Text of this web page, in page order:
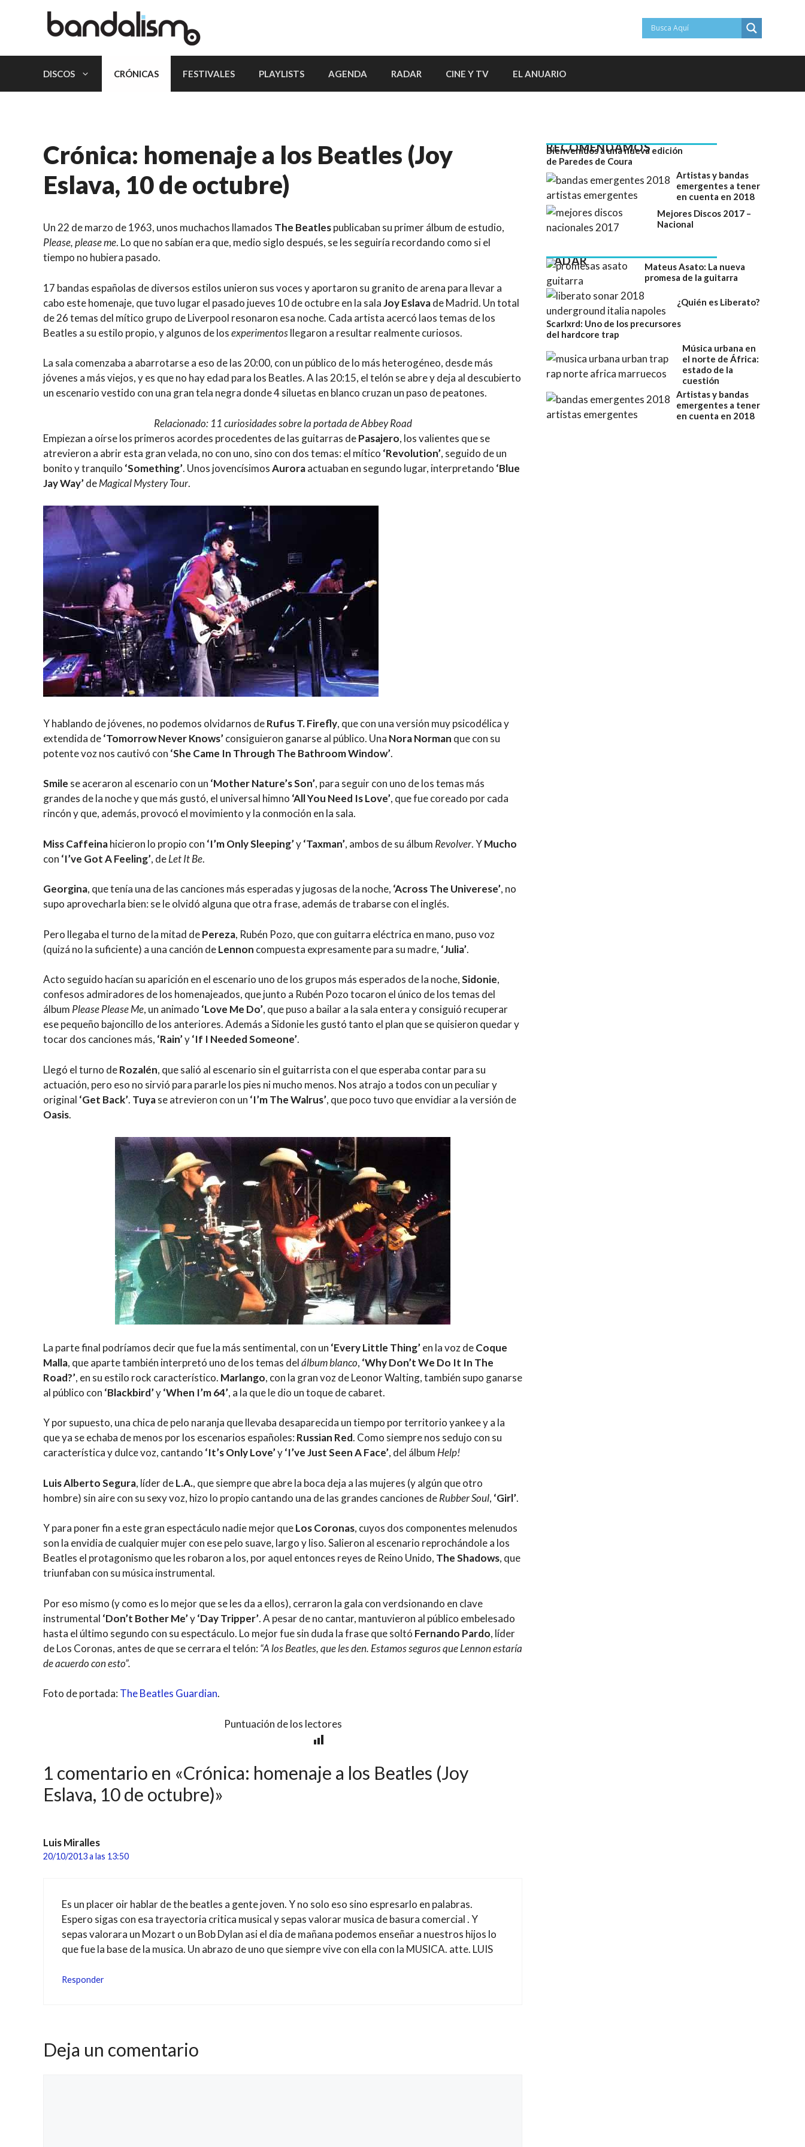
DISCOS CRÓNICAS FESTIVALES PLAYLISTS AGENDA RADAR CINE Y TV EL ANUARIO
Crónica: homenaje a los Beatles (Joy
Eslava, 10 de octubre)
Un 22 de marzo de 1963, unos muchachos llamados The Beatlespublicaban su primer álbum de estudio,
Please, please me. Lo que no sabían era que, medio siglo después, se les seguiría recordando como si el
tiempo no hubiera pasado.
17 bandas españolas de diversos estilos unieron sus voces y aportaron su granito de arena para llevar a
cabo este homenaje, que tuvo lugar el pasado jueves 10 de octubre en la salaJoy Eslavade Madrid. Un total
de 26 temas del mítico grupo de Liverpool resonaron esa noche. Cada artista acercó laos temas de los
Beatles a su estilo propio, y algunos de losexperimentosllegaron a resultar realmente curiosos.
La sala comenzaba a abarrotarse a eso de las 20:00, con un público de lo más heterogéneo, desde más
jóvenes a más viejos, y es que no hay edad para los Beatles. A las 20:15, el telón se abre y deja al descubierto
un escenario vestido con una gran tela negra donde 4 siluetas en blanco cruzan un paso de peatones.
Relacionado: 11 curiosidades sobre la portada de Abbey Road
Empiezan a oírse los primeros acordes procedentes de las guitarras dePasajero, los valientes que se
atrevieron a abrir esta gran velada, no con uno, sino con dos temas: el mítico ‘Revolution’, seguido de un
bonito y tranquilo ‘Something’. Unos jovencísimosAuroraactuaban en segundo lugar, interpretando ‘Blue
Jay Way’deMagical Mystery Tour.
Y hablando de jóvenes, no podemos olvidarnos deRufus T. Firefly, que con una versión muy psicodélica y
extendida de‘Tomorrow Never Knows’consiguieron ganarse al público. Una Nora Norman que con su
potente voz nos cautivó con ‘She Came In Through The Bathroom Window’.
Smile se aceraron al escenario con un ‘Mother Nature’s Son’, para seguir con uno de los temas más
grandes de la noche y que más gustó, el universal himno ‘All You Need Is Love’, que fue coreado por cada
rincón y que, además, provocó el movimiento y la conmoción en la sala.
Miss Caffeinahicieron lo propio con ‘I’m Only Sleeping’y‘Taxman’, ambos de su álbum Revolver. YMucho
con ‘I’ve Got A Feeling’, deLet It Be.
Georgina, que tenía una de las canciones más esperadas y jugosas de la noche, ‘Across The Univerese’, no
supo aprovecharla bien: se le olvidó alguna que otra frase, además de trabarse con el inglés.
Pero llegaba el turno de la mitad dePereza, Rubén Pozo, que con guitarra eléctrica en mano, puso voz
(quizá no la suficiente) a una canción deLennon compuesta expresamente para su madre, ‘Julia’.
Acto seguido hacían su aparición en el escenario uno de los grupos más esperados de la noche,Sidonie,
confesos admiradores de los homenajeados, que junto a Rubén Pozo tocaron el único de los temas del
álbum Please Please Me, un animado ‘Love Me Do’, que puso a bailar a la sala entera y consiguió recuperar
ese pequeño bajoncillo de los anteriores. Además a Sidonie les gustó tanto el plan que se quisieron quedar y
tocar dos canciones más, ‘Rain’y‘If I Needed Someone’.
Llegó el turno deRozalén, que salió al escenario sin el guitarrista con el que esperaba contar para su
actuación, pero eso no sirvió para pararle los pies ni mucho menos. Nos atrajo a todos con un peculiar y
original ‘Get Back’. Tuyase atrevieron con un ‘I’m The Walrus’, que poco tuvo que envidiar a la versión de
Oasis.
La parte final podríamos decir que fue la más sentimental, con un ‘Every Little Thing’en la voz deCoque
Malla, que aparte también interpretó uno de los temas delálbum blanco, ‘Why Don’t We Do It In The
Road?’, en su estilo rock característico. Marlango, con la gran voz de Leonor Walting, también supo ganarse
al público con ‘Blackbird’y‘When I’m 64’, a la que le dio un toque de cabaret.
Y por supuesto, una chica de pelo naranja que llevaba desaparecida un tiempo por territorio yankee y a la
que ya se echaba de menos por los escenarios españoles: Russian Red. Como siempre nos sedujo con su
característica y dulce voz, cantando ‘It’s Only Love’y‘I’ve Just Seen A Face’, del álbum Help!
Luis Alberto Segura, líder deL.A., que siempre que abre la boca deja a las mujeres (y algún que otro
hombre) sin aire con su sexy voz, hizo lo propio cantando una de las grandes canciones deRubber Soul, ‘Girl’.
Y para poner fin a este gran espectáculo nadie mejor queLos Coronas, cuyos dos componentes melenudos
son la envidia de cualquier mujer con ese pelo suave, largo y liso. Salieron al escenario reprochándole a los
Beatles el protagonismo que les robaron a los, por aquel entonces reyes de Reino Unido, The Shadows, que
triunfaban con su música instrumental.
Por eso mismo (y como es lo mejor que se les da a ellos), cerraron la gala con verdsionando en clave
instrumental ‘Don’t Bother Me’y‘Day Tripper’. A pesar de no cantar, mantuvieron al público embelesado
hasta el último segundo con su espectáculo. Lo mejor fue sin duda la frase que soltó Fernando Pardo, líder
de Los Coronas, antes de que se cerrara el telón: “A los Beatles, que les den. Estamos seguros que Lennon estaría
de acuerdo con esto”.
Foto de portada: The Beatles Guardian.
Puntuación de los lectores
1 comentario en «Crónica: homenaje a los Beatles (Joy
Eslava, 10 de octubre)»
Luis Miralles
20/10/2013 a las 13:50
Es un placer oir hablar de the beatles a gente joven. Y no solo eso sino espresarlo en palabras.
Espero sigas con esa trayectoria critica musical y sepas valorar musica de basura comercial . Y
sepas valorara un Mozart o un Bob Dylan asi el dia de mañana podemos enseñar a nuestros hijos lo
que fue la base de la musica. Un abrazo de uno que siempre vive con ella con la MUSICA. atte. LUIS
Responder
Deja un comentario
RECOMENDAMOS
Bienvenidos a una nueva edición
de Paredes de Coura
Artistas y bandas
emergentes a tener
en cuenta en 2018
Mejores Discos 2017 –
Nacional
RADAR
Mateus Asato: La nueva
promesa de la guitarra
¿Quién es Liberato?
Scarlxrd: Uno de los precursores
del hardcore trap
Música urbana en
el norte de África:
estado de la
cuestión
Artistas y bandas
emergentes a tener
en cuenta en 2018